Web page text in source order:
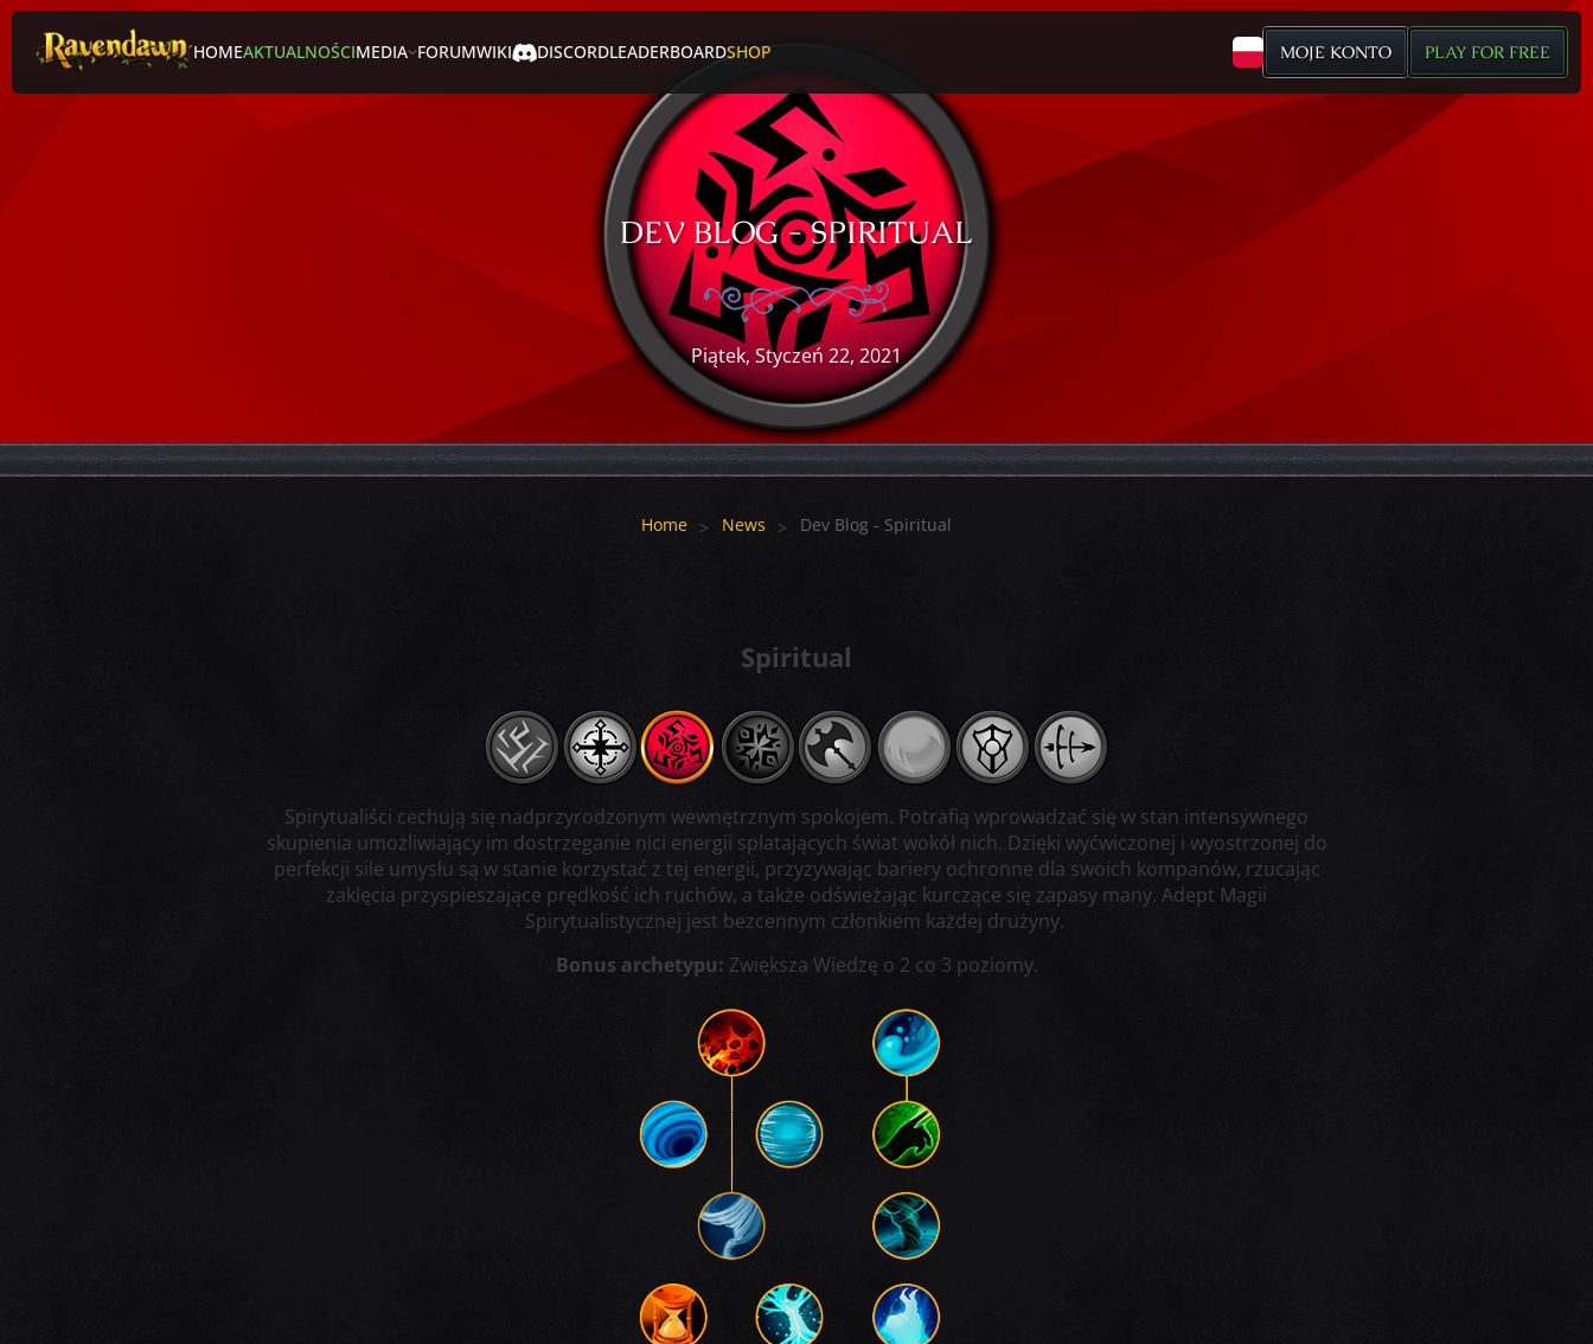
HOMEAKTUALNOŚCIMEDIA FORUMWIKI DISCORDLEADERBOARDSHOP MOJE KONTO PLAY FOR FREE
DEV BLOG - SPIRITUAL
Piątek, Styczeń 22, 2021
Home News Dev Blog - Spiritual
Spiritual
Spirytualiści cechują się nadprzyrodzonym wewnętrznym spokojem. Potrafią wprowadzać się w stan intensywnego
skupienia umożliwiający im dostrzeganie nici energii splatających świat wokół nich. Dzięki wyćwiczonej i wyostrzonej do
perfekcji sile umysłu są w stanie korzystać z tej energii, przyzywając bariery ochronne dla swoich kompanów, rzucając
zaklęcia przyspieszające prędkość ich ruchów, a także odświeżając kurczące się zapasy many. Adept Magii
Spirytualistycznej jest bezcennym członkiem każdej drużyny.
Bonus archetypu: Zwiększa Wiedzę o 2 co 3 poziomy.